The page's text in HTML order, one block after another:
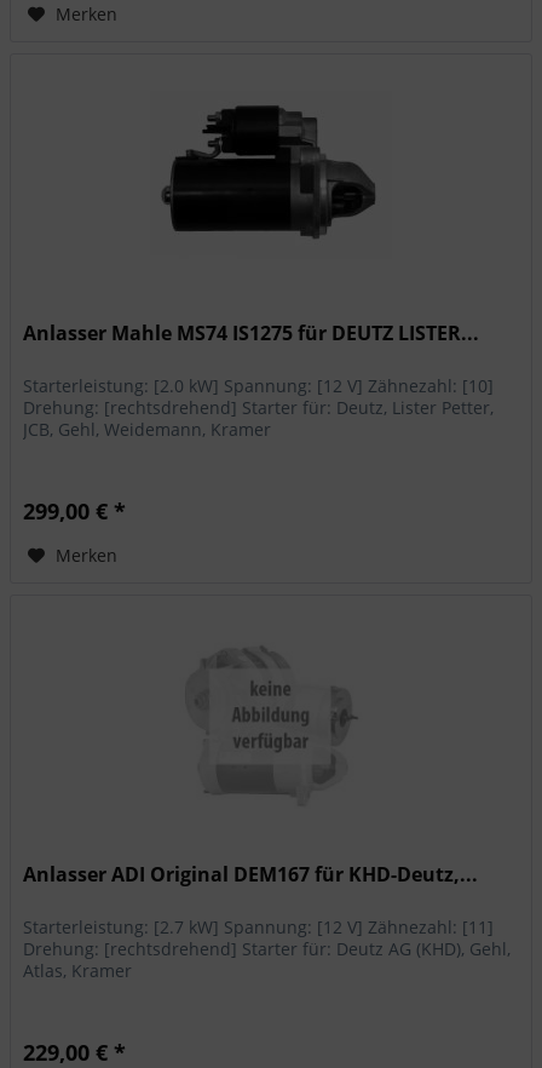
Merken
Anlasser Mahle MS74 IS1275 für DEUTZ LISTER...
Starterleistung: [2.0 kW] Spannung: [12 V] Zähnezahl: [10]
Drehung: [rechtsdrehend] Starter für: Deutz, Lister Petter,
JCB, Gehl, Weidemann, Kramer
299,00 € *
Merken
Anlasser ADI Original DEM167 für KHD-Deutz,...
Starterleistung: [2.7 kW] Spannung: [12 V] Zähnezahl: [11]
Drehung: [rechtsdrehend] Starter für: Deutz AG (KHD), Gehl,
Atlas, Kramer
229,00 € *